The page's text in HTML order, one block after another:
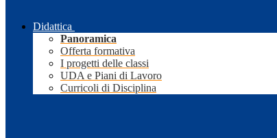
Didattica
Panoramica
Offerta formativa
I progetti delle classi
UDA e Piani di Lavoro
Curricoli di Disciplina